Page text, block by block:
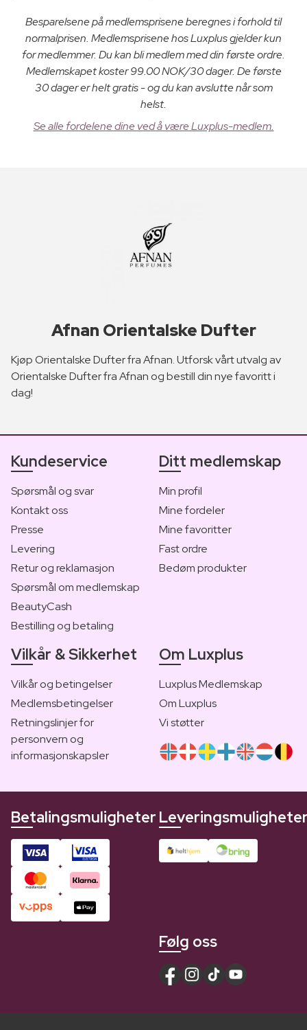
Besparelsene på medlemsprisene beregnes i forhold til
normalprisen. Medlemsprisene hos Luxplus gjelder kun
for medlemmer. Du kan bli medlem med din første ordre.
Medlemskapet koster 99.00 NOK/30 dager. De første
30 dager er helt gratis - og du kan avslutte når som
helst.
Se alle fordelene dine ved å være Luxplus-medlem.
Afnan Orientalske Dufter
Kjøp Orientalske Dufter fra Afnan. Utforsk vårt utvalg av
Orientalske Dufter fra Afnan og bestill din nye favoritt i
dag!
Kundeservice
Spørsmål og svar
Kontakt oss
Presse
Levering
Retur og reklamasjon
Spørsmål om medlemskap
BeautyCash
Bestilling og betaling
Ditt medlemskap
Min profil
Mine fordeler
Mine favoritter
Fast ordre
Bedøm produkter
Vilkår & Sikkerhet
Vilkår og betingelser
Medlemsbetingelser
Retningslinjer for
personvern og
informasjonskapsler
Om Luxplus
Luxplus Medlemskap
Om Luxplus
Vi støtter
Betalingsmuligheter
Følg oss